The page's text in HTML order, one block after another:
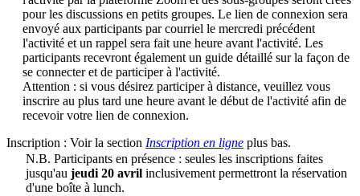
pour les discussions en petits groupes. Le lien de connexion sera
envoyé aux participants par courriel le mercredi précédent
l'activité et un rappel sera fait une heure avant l'activité. Les
participants recevront également un guide détaillé sur la façon de
se connecter et de participer à l'activité.
Attention : si vous désirez participer à distance, veuillez vous
inscrire au plus tard une heure avant le début de l'activité afin de
recevoir votre lien de connexion.
Inscription : Voir la section Inscription en ligne plus bas.
N.B. Participants en présence : seules les inscriptions faites
jusqu'au jeudi 20 avril inclusivement permettront la réservation
d'une boîte à lunch.